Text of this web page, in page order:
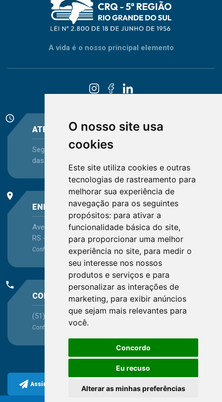
O nosso site usa
cookies
Este site utiliza cookies e outras
tecnologias de rastreamento para
melhorar sua experiência de
navegação para os seguintes
propósitos: para ativar a
funcionalidade básica do site,
para proporcionar uma melhor
experiência no site, para medir o
seu interesse nos nossos
produtos e serviços e para
personalizar as interações de
marketing, para exibir anúncios
que sejam mais relevantes para
você.
Concordo
Eu recuso
Alterar as minhas preferências
A vida é o nosso principal elemento
schedule
ATENDIMENTO
Segunda-feira a Sexta-feira - das 08:30 às 12:15 e
das 13:30 às 16:45
place
ENDEREÇO
Avenida Itaqui, 45, Bairro Petrópolis, Porto Alegre -
RS - CEP 90460-140
Confira as demaislocalizações no Estado
phone
CONTATO
(51) 3330-5659
Confira os e-mailsaqui
Assine a nossa newsletter